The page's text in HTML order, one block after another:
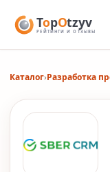
Каталог›Разработка